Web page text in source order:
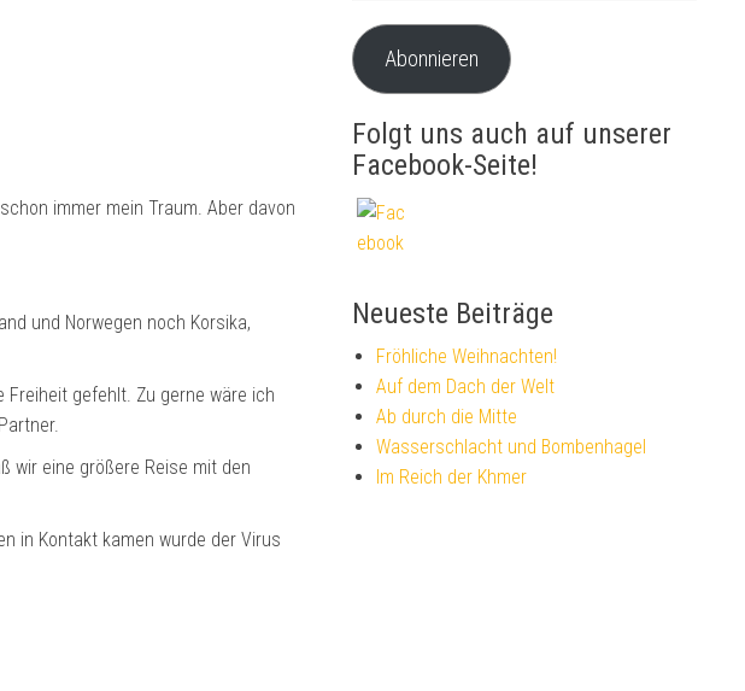
immer mein Traum. Aber davon
und Norwegen noch Korsika,
Freiheit gefehlt. Zu gerne wäre ich
wir eine größere Reise mit den
in Kontakt kamen wurde der Virus
Abonnieren
Folgt uns auch auf unserer
Facebook-Seite!
Neueste Beiträge
Fröhliche Weihnachten!
Auf dem Dach der Welt
Ab durch die Mitte
Wasserschlacht und Bombenhagel
Im Reich der Khmer